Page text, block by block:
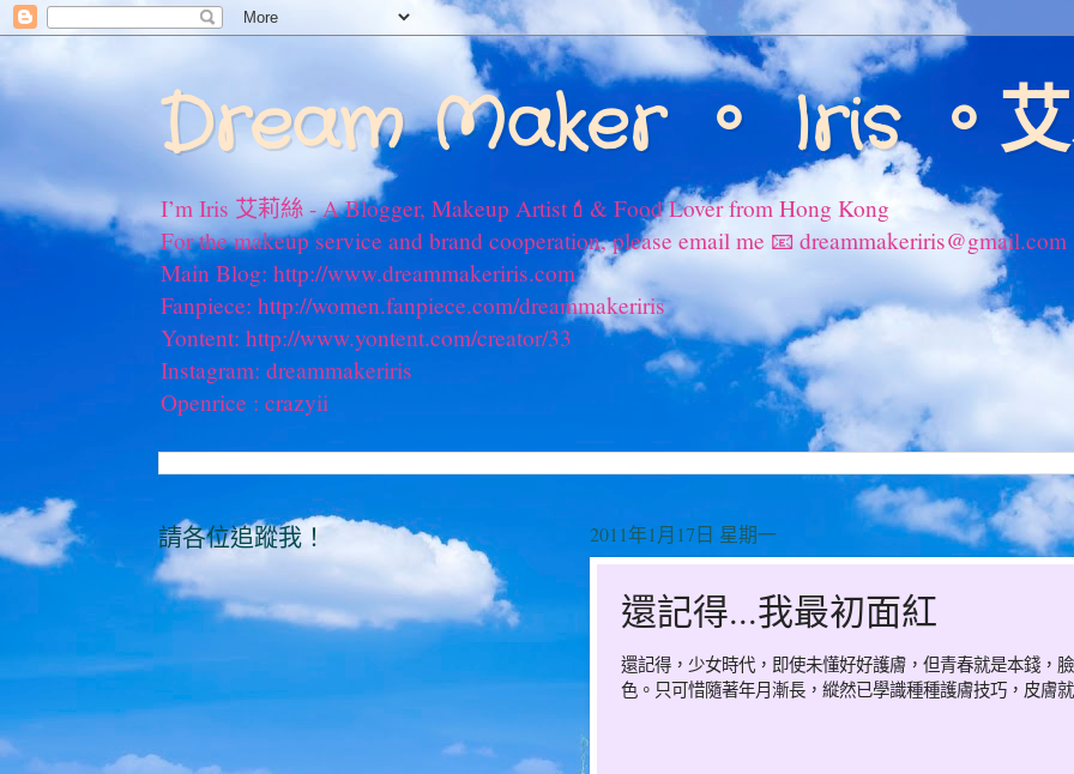
Dream Maker 。 Iris 。
I’m Iris 艾莉絲 - A Blogger, Makeup Artist💄& Food Lover from Hong Kong
For the makeup service and brand cooperation, please email me 📧 dreammakeriris@gmail.com
Main Blog: http://www.dreammakeriris.com
Fanpiece: http://women.fanpiece.com/dreammakeriris
Yontent: http://www.yontent.com/creator/33
Instagram: dreammakeriris
Openrice : crazyii
2011年1月17日 星期一
還記得...我最初面紅
還記得，少女時代，即使未懂好好護膚，但青春就是本錢，
色。只可惜隨著年月漸長，縱然已學識種種護膚技巧，皮膚
請各位追蹤我！